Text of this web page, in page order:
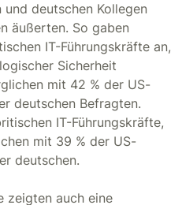
deutschen Kollegen
äußerten. So gaben
IT-Führungskräfte an,
Sicherheit
mit 42 % der US-
deutschen Befragten.
IT-Führungskräfte,
mit 39 % der US-
deutschen.
zeigten auch eine